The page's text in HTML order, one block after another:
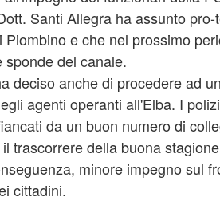
Santi Allegra ha assunto
Piombino e che nel prossimo
del canale.
deciso anche di procedere ad
agenti operanti all'Elba. I
da un buon numero di
trascorrere della buona
minore impegno sul
cittadini.